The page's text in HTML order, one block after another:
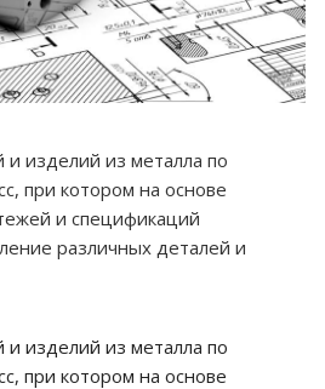
и изделий из металла по
при котором на основе
и спецификаций
различных деталей и
и изделий из металла по
при котором на основе